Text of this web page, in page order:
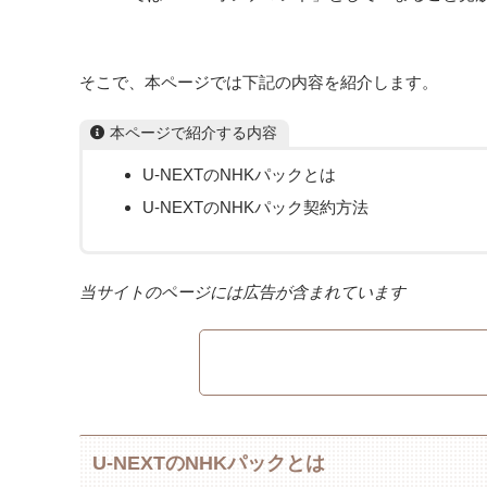
そこで、本ページでは下記の内容を紹介します。
本ページで紹介する内容
U-NEXTのNHKパックとは
U-NEXTのNHKパック契約方法
当サイトのページには広告が含まれています
U-NEXTのNHKパックとは